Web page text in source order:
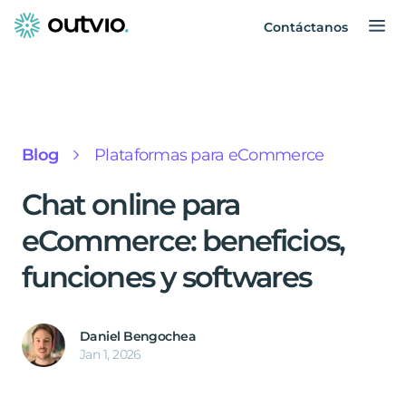
Contáctanos
Blog Plataformas para eCommerce
Chat online para
eCommerce: beneficios,
funciones y softwares
Daniel Bengochea
Jan 1, 2026